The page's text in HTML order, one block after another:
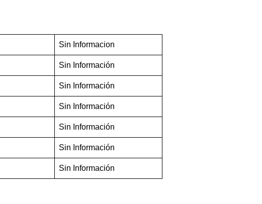
Sin Informacion
Sin Información
Sin Información
Sin Información
Sin Información
Sin Información
Sin Información